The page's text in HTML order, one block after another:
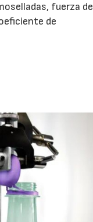
fuerza de
de
30/07/2026